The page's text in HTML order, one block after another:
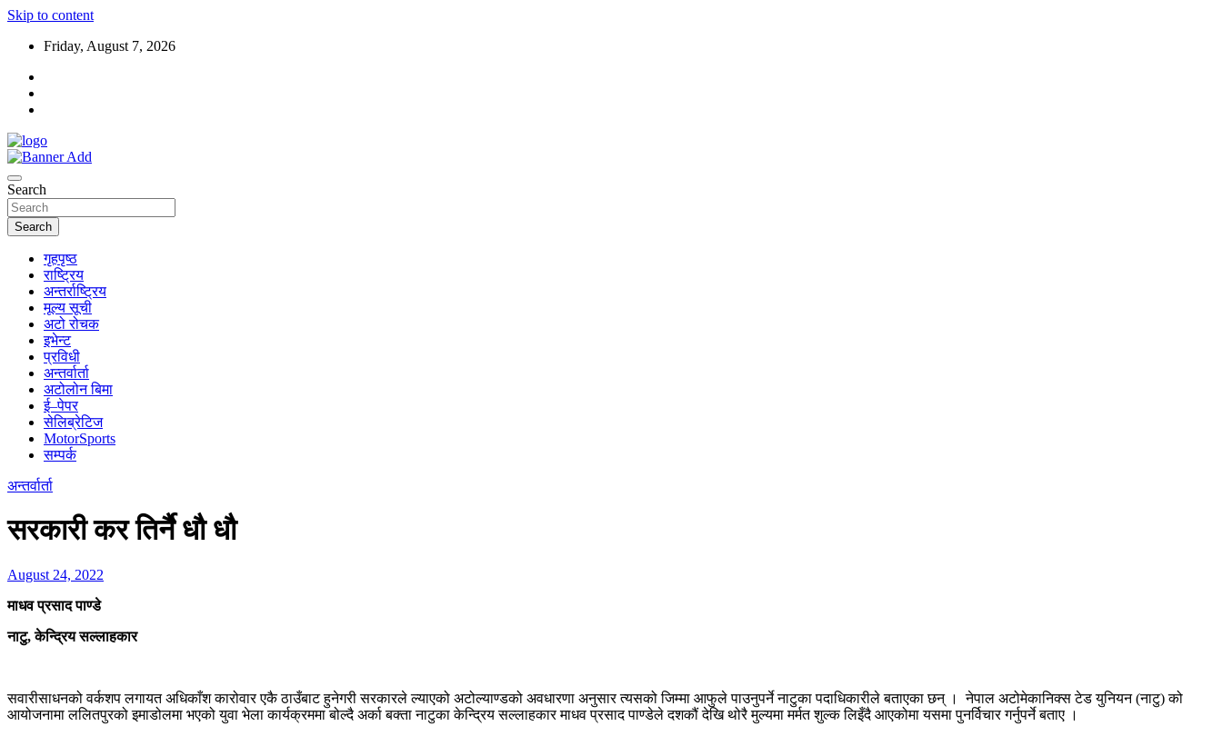
Skip to content
Friday, August 7, 2026
Search
Search
गृहपृष्ठ
राष्ट्रिय
अन्तर्राष्ट्रिय
मूल्य सूची
अटो रोचक
इभेन्ट
प्रविधी
अन्तर्वार्ता
अटोलोन बिमा
ई–पेपर
सेलिब्रेटिज
MotorSports
सम्पर्क
अन्तर्वार्ता
सरकारी कर तिर्नै धौ धौ
August 24, 2022
माधव प्रसाद पाण्डे
नाटु, केन्द्रिय सल्लाहकार
सवारीसाधनको वर्कशप लगायत अधिकाँश कारोवार एकै ठाउँबाट हुनेगरी सरकारले ल्याएको अटोल्याण्डको अवधारणा अनुसार त्यसको जिम्मा आफुले पाउनुपर्ने नाटुका पदाधिकारीले बताएका छन् । नेपाल अटोमेकानिक्स टेड युनियन (नाटु) को
आयोजनामा ललितपुरको इमाडोलमा भएको युवा भेला कार्यक्रममा बोल्दै अर्का बक्ता नाटुका केन्द्रिय सल्लाहकार माधव प्रसाद पाण्डेले दशकौं देखि थोरै मुल्यमा मर्मत शुल्क लिइँदै आएकोमा यसमा पुनर्विचार गर्नुपर्ने बताए ।